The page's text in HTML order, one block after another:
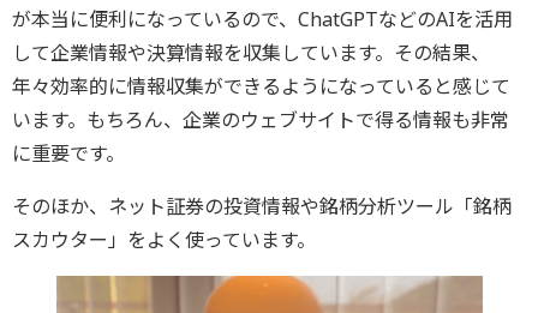
が本当に便利になっているので、ChatGPTなどのAIを活用
して企業情報や決算情報を収集しています。その結果、
年々効率的に情報収集ができるようになっていると感じて
います。もちろん、企業のウェブサイトで得る情報も非常
に重要です。
そのほか、ネット証券の投資情報や銘柄分析ツール「銘柄
スカウター」をよく使っています。